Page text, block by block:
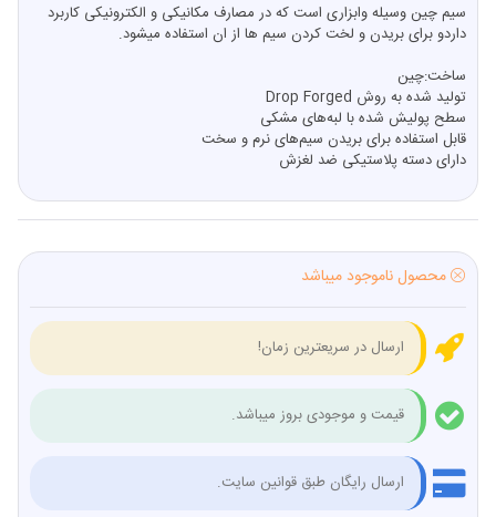
سیم چین وسیله وابزاری است که در مصارف مکانیکی و الکترونیکی کاربرد
داردو برای بریدن و لخت کردن سیم ها از ان استفاده میشود.
ساخت:چین
تولید شده به روش Drop Forged
سطح پولیش شده با لبه‌های مشکی
قابل استفاده برای بریدن سیم‌های نرم و سخت
دارای دسته پلاستیکی ضد لغزش
محصول ناموجود میباشد
ارسال در سریعترین زمان!
قیمت و موجودی بروز میباشد.
ارسال رایگان طبق قوانین سایت.